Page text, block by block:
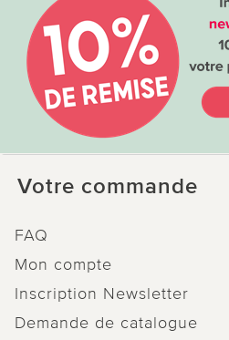
Votre commande
FAQ
Mon compte
Inscription Newsletter
Demande de catalogue